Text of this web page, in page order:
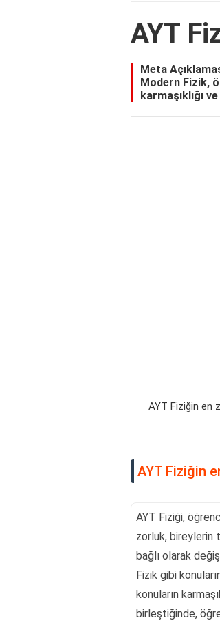
AYT
Meta
Modern Fizik,
karmaşıklığı
AYT Fiziğin en
AYT Fiziğin
AYT Fiziği,
zorluk, bireylerin
bağlı olarak
Fizik gibi
konuların
birleştiğinde,